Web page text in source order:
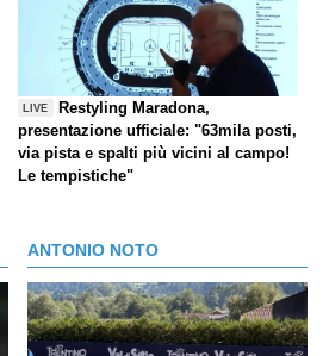
LIVE
Restyling Maradona,
presentazione ufficiale: "63mila posti,
via pista e spalti più vicini al campo!
Le tempistiche"
ANTONIO NOTO